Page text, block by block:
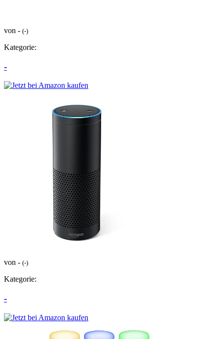
von - (-)
Kategorie:
-
von - (-)
Kategorie:
-